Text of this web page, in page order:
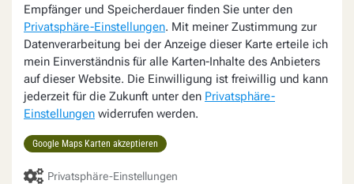
Empfänger und Speicherdauer finden Sie unter den
Privatsphäre-Einstellungen. Mit meiner Zustimmung zur
Datenverarbeitung bei der Anzeige dieser Karte erteile ich
mein Einverständnis für alle Karten-Inhalte des Anbieters
auf dieser Website. Die Einwilligung ist freiwillig und kann
jederzeit für die Zukunft unter den Privatsphäre-
Einstellungen widerrufen werden.
Google Maps Karten akzeptieren
Privatsphäre-Einstellungen